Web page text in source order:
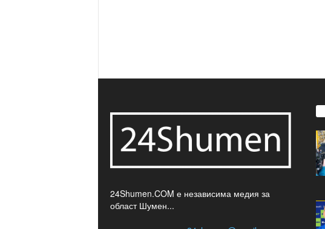
24Shumen.COM е независима медия за
област Шумен...